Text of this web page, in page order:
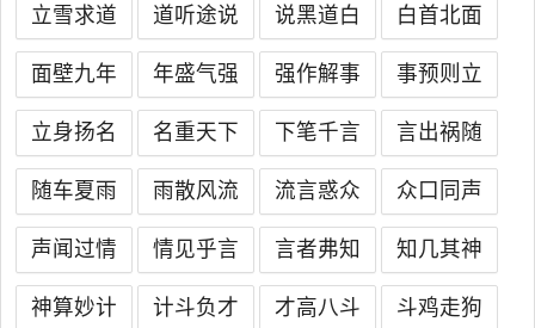
立雪求道 道听途说 说黑道白 白首北面
面壁九年 年盛气强 强作解事 事预则立
立身扬名 名重天下 下笔千言 言出祸随
随车夏雨 雨散风流 流言惑众 众口同声
声闻过情 情见乎言 言者弗知 知几其神
神算妙计 计斗负才 才高八斗 斗鸡走狗